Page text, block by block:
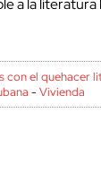
a la
con el quehacer
-Vivienda